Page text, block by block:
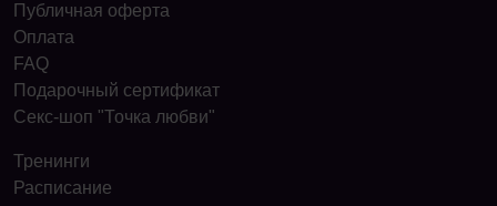
Публичная оферта
Оплата
FAQ
Подарочный сертификат
Секс-шоп "Точка любви"
Тренинги
Расписание